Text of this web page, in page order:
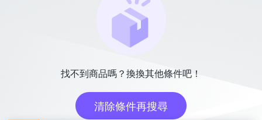
找不到商品嗎？換換其他條件吧！
清除條件再搜尋